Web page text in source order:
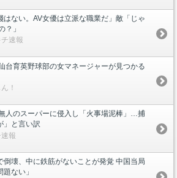
はない。AV女優は立派な職業だ」敵「じゃ
？」
速報
台育英野球部の女マネージャーが見つかる
！
人のスーパーに侵入し「火事場泥棒」…捕
」と言い訳
報
倒壊、中に鉄筋がないことが発覚 中国当局
ない」